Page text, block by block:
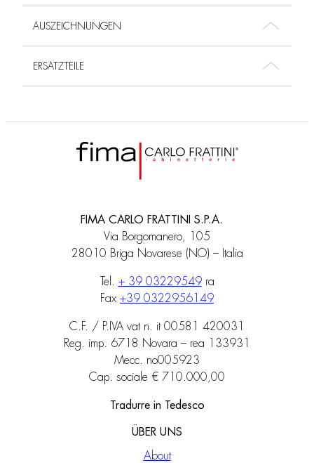
AUSZEICHNUNGEN
ERSATZTEILE
FIMA CARLO FRATTINI S.P.A.
Via Borgomanero, 105
28010 Briga Novarese (NO) – Italia
Tel. + 39 03229549ra
Fax +39 0322956149
C.F. / P.IVA vat n. it 00581 420031
Reg. imp. 6718 Novara – rea 133931
Mecc. no005923
Cap. sociale € 710.000,00
Tradurre in Tedesco
ÜBER UNS
About